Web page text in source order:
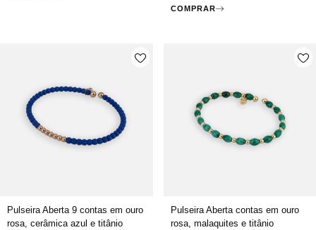
COMPRAR
Pulseira Aberta 9 contas em ouro
rosa, cerâmica azul e titânio
Pulseira Aberta contas em ouro
rosa, malaquites e titânio